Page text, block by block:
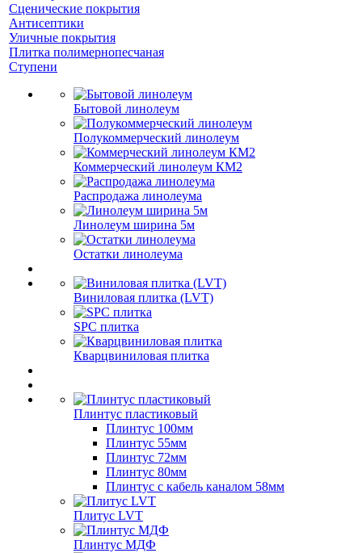
Сценические покрытия
Антисептики
Уличные покрытия
Плитка полимернопесчаная
Ступени
Бытовой линолеум
Полукоммерческий линолеум
Коммерческий линолеум КМ2
Распродажа линолеума
Линолеум ширина 5м
Остатки линолеума
Виниловая плитка (LVT)
SPC плитка
Кварцвиниловая плитка
Плинтус пластиковый
Плинтус 100мм
Плинтус 55мм
Плинтус 72мм
Плинтус 80мм
Плинтус с кабель каналом 58мм
Плитус LVT
Плинтус МДФ